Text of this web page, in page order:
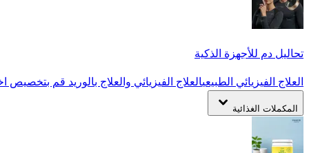
تحاليل دم للأجهزة الذكية
العلاج الفيزيائي الطبيعيالعلاج الفيزيائي والعلاج بالوريد قم بتخصيص
المكملات الغذائية